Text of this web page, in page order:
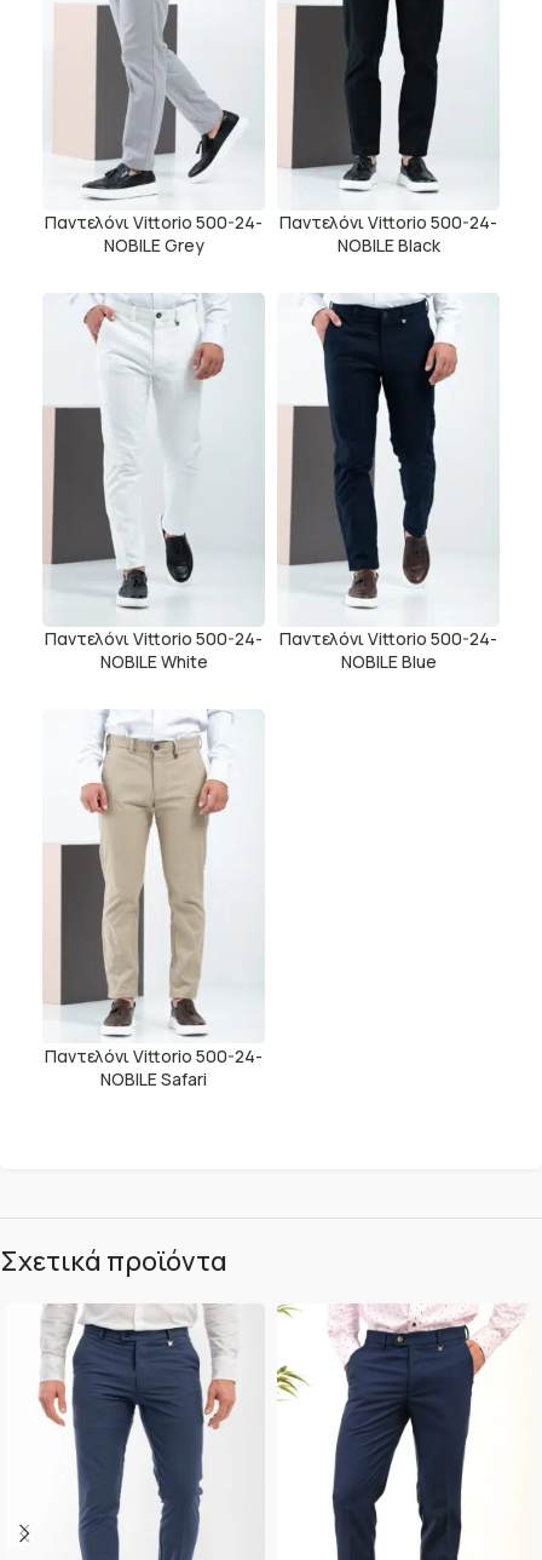
Παντελόνι Vittorio 500-24-
NOBILE Grey
Παντελόνι Vittorio 500-24-
NOBILE Black
Παντελόνι Vittorio 500-24-
NOBILE White
Παντελόνι Vittorio 500-24-
NOBILE Blue
Παντελόνι Vittorio 500-24-
NOBILE Safari
Σχετικά προϊόντα